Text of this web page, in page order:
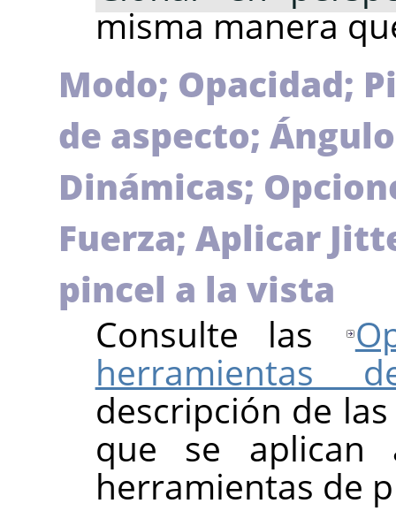
misma manera
Modo; Opacidad;
de aspecto;
Dinámicas;
Fuerza; Aplicar
pincel a la vista
Consulte las
herramientas
descripción de
que se
herramientas de